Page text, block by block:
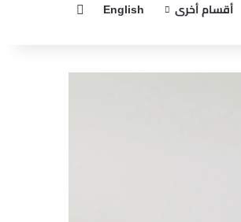
أقسام أخرى English